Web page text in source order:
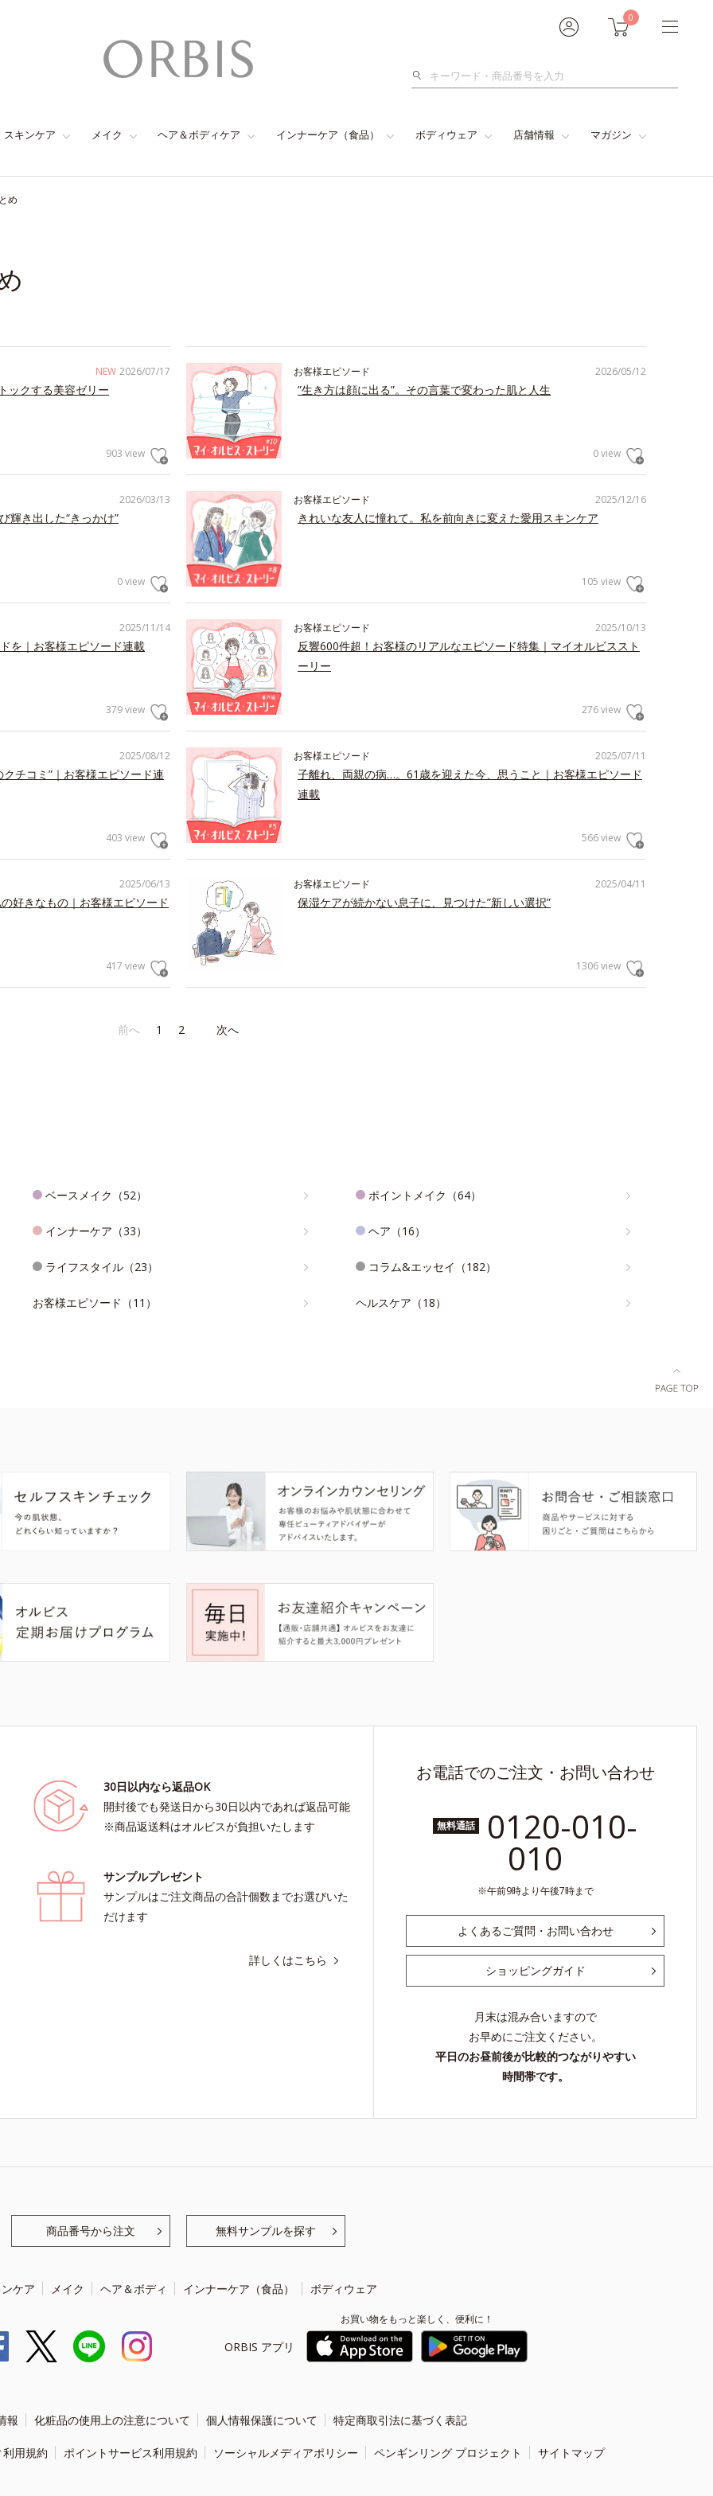
0
検
スキンケア メイク ヘア＆ボディケア インナーケア（食品） ボディウェア 店舗情報 マガジン
め
NEW 2026/07/17
ックする美容ゼリー
903 view
2026/05/12
お客様エピソード
”生き方は顔に出る”。その言葉で変わった肌と人生
0 view
2026/03/13
輝き出した“きっかけ”
0 view
2025/12/16
お客様エピソード
きれいな友人に憧れて。私を前向きに変えた愛用スキンケア
105 view
2025/11/14
を｜お客様エピソード連載
379 view
2025/10/13
お客様エピソード
反響600件超！お客様のリアルなエピソード特集｜マイオルビススト
ーリー
276 view
2025/08/12
チコミ”｜お客様エピソード連
403 view
2025/07/11
お客様エピソード
子離れ、両親の病…。61歳を迎えた今、思うこと｜お客様エピソード
連載
566 view
2025/06/13
好きなもの｜お客様エピソード
417 view
2025/04/11
お客様エピソード
保湿ケアが続かない息子に、見つけた”新しい選択”
1306 view
前へ 1 2 次へ
ベースメイク（52） ポイントメイク（64）
インナーケア（33） ヘア（16）
ライフスタイル（23） コラム&エッセイ（182）
お客様エピソード（11） ヘルスケア（18）
30日以内なら返品OK
開封後でも発送日から30日以内であれば返品可能
※商品返送料はオルビスが負担いたします
サンプルプレゼント
サンプルはご注文商品の合計個数までお選びいた
だけます
詳しくはこちら
お電話でのご注文・お問い合わせ
無料通話 0120-010-
010
午前9時より午後7時まで
よくあるご質問・お問い合わせ
ショッピングガイド
月末は混み合いますので
お早めにご注文ください。
平日のお昼前後が比較的つながりやすい
時間帯です。
商品番号から注文 無料サンプルを探す
ケア メイク ヘア＆ボディ インナーケア（食品） ボディウェア
ORBIS アプリ
お買い物をもっと楽しく、便利に！
報 化粧品の使用上の注意について 個人情報保護について 特定商取引法に基づく表記
用規約 ポイントサービス利用規約 ソーシャルメディアポリシー ペンギンリング プロジェクト サイトマップ